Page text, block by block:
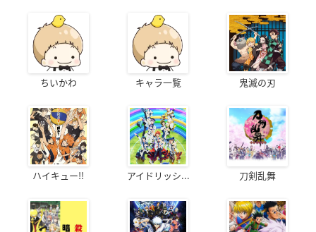
ちいかわ キャラ一覧 鬼滅の刃
ハイキュー!! アイドリッシ... 刀剣乱舞